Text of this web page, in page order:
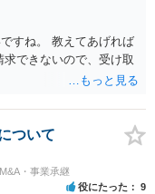
はないかと思います
向にありますので、早
いかと思います。
すね。 教えてあげれば
できないので、受け取
ついて
・事業承継
役にたった 9